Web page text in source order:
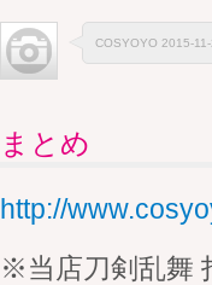
COSYOYO 2015-
まとめ
http://
※当店刀剣乱舞